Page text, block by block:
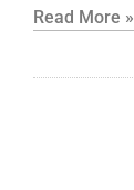
Read More »